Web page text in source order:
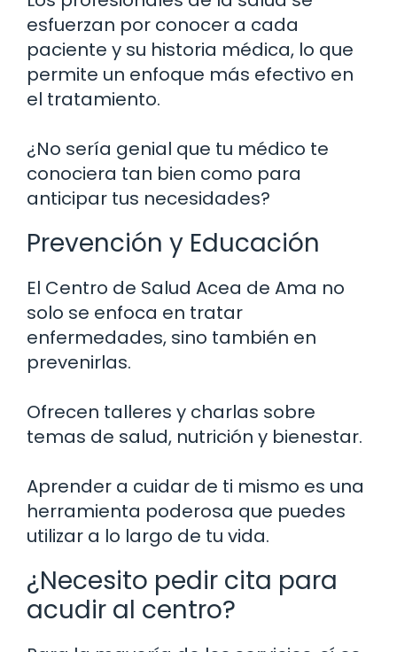
esfuerzan por conocer a cada
paciente y su historia médica, lo que
permite un enfoque más efectivo en
el tratamiento.
¿No sería genial que tu médico te
conociera tan bien como para
anticipar tus necesidades?
Prevención y Educación
El Centro de Salud Acea de Ama no
solo se enfoca en tratar
enfermedades, sino también en
prevenirlas.
Ofrecen talleres y charlas sobre
temas de salud, nutrición y bienestar.
Aprender a cuidar de ti mismo es una
herramienta poderosa que puedes
utilizar a lo largo de tu vida.
¿Necesito pedir cita para
acudir al centro?